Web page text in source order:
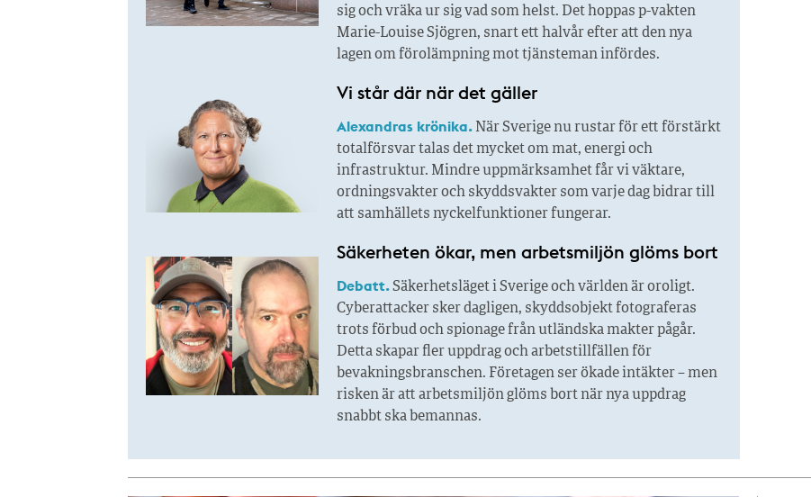
sig och vräka ur sig vad som helst. Det hoppas p-vakten
Marie-Louise Sjögren, snart ett halvår efter att den nya
lagen om förolämpning mot tjänsteman infördes.
Vi står där när det gäller
Alexandras krönika.När Sverige nu rustar för ett förstärkt
totalförsvar talas det mycket om mat, energi och
infrastruktur. Mindre uppmärksamhet får vi väktare,
ordningsvakter och skyddsvakter som varje dag bidrar till
att samhällets nyckelfunktioner fungerar.
Säkerheten ökar, men arbetsmiljön glöms bort
Debatt.Säkerhetsläget i Sverige och världen är oroligt.
Cyberattacker sker dagligen, skyddsobjekt fotograferas
trots förbud och spionage från utländska makter pågår.
Detta skapar fler uppdrag och arbetstillfällen för
bevakningsbranschen. Företagen ser ökade intäkter – men
risken är att arbetsmiljön glöms bort när nya uppdrag
snabbt ska bemannas.